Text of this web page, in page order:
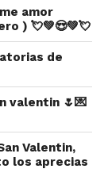
amor
) 💘💚😍💚💘
de
valentin 🌷💌
Valentin,
los aprecias